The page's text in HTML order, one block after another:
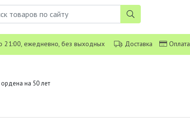
21:00, ежедневно, без выходных Доставка Оплата
на 50 лет